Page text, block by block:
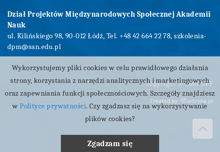
Dział Projektów Międzynarodowych Społecznej Akademii
Nauk
ul. Kilińskiego 98, 90-012 Łódź, Tel. +48 42 664 22 78,szkolenia-
dpm@san.edu.pl
copyright © 2015 DPF
Wykorzystujemy pliki cookies w celu prawidłowego działania
strony, korzystania z narzędzi analitycznych i marketingowych
oraz zapewniania funkcji społecznościowych. Szczegóły znajdziesz
wPolityce prywatności. Czy zgadzasz się na wykorzystywanie
plików cookies?
Zgadzam się